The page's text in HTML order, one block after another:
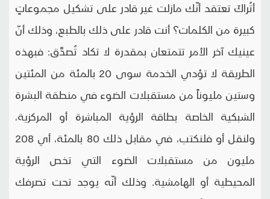
أتُراكَ تعتقد أنّك مازلت غير قادر على تشكيل مجموعاتٍ
كبيرة من الكلمات؟ أنت قادر على ذلك بالطبع، وذلك أنّ
عينيك آخر الأمر تتمتعان بمقدرة لا تكاد تُصدَّق: فبهذه
الطريقة لا تؤدي الخدمة سوى 20 بالمئة من المئتين
وستين مليوناً من مستقبلات الضوء في منطقة البشرة
الشبكية الخاصة بطاقة الرؤية المباشرة أو المركزية،
ولنقل أو فلنكتب، في مقابل ذلك 80 بالمئة، أي 208
مليون من مستقبلات الضوء التي تخص الرؤية
المحيطية أو الهامشية. وذلك أنّه يوجد تحت تصرفك